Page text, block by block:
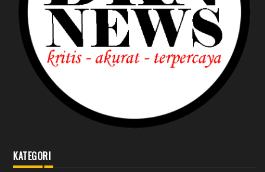
KATEGORI